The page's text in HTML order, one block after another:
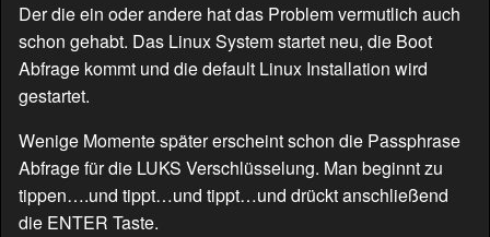
Der die ein oder andere hat das Problem vermutlich auch
schon gehabt. Das Linux System startet neu, die Boot
Abfrage kommt und die default Linux Installation wird
gestartet.
Wenige Momente später erscheint schon die Passphrase
Abfrage für die LUKS Verschlüsselung. Man beginnt zu
tippen….und tippt…und tippt…und drückt anschließend
die ENTER Taste.